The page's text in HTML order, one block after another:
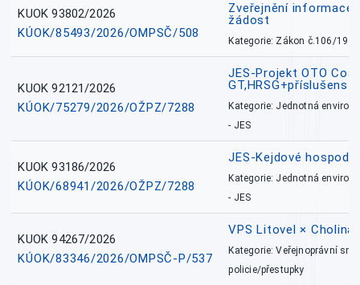
KUOK 93802/2026
KÚOK/85493/2026/OMPSČ/508
Zveřejnění informace
žádost
Kategorie: Zákon č.106/1999
KUOK 92121/2026
KÚOK/75279/2026/OŽPZ/7288
JES-Projekt OTO
Kategorie: Jednotná
- JES
KUOK 93186/2026
KÚOK/68941/2026/OŽPZ/7288
JES-Kejdové
Kategorie: Jednotná
- JES
KUOK 94267/2026
KÚOK/83346/2026/OMPSČ-P/537
VPS Litovel ×
Kategorie: Veřejnoprávní
policie/přestupky